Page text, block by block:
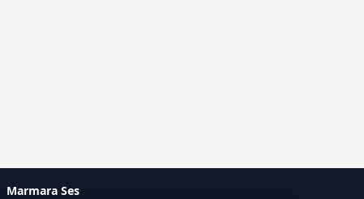
Marmara Ses